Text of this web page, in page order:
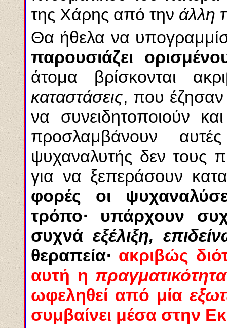
της Χάρης από την άλλη
Θα ήθελα να
παρουσιάζει
άτομα βρίσκονται
καταστάσεις, που
να συνειδητοποιούν
προσλαμβάνουν
ψυχαναλυτής δεν τους
για να ξεπεράσουν
φορές οι
τρόπο· υπάρχουν
συχνά εξέλιξη,
θεραπεία· ακριβώς
αυτή η πραγματικότητα
ωφεληθεί από μία
συμβαίνει μέσα στην